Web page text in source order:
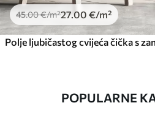
45.00€/m²27 .00 €/m²
POPULARNE